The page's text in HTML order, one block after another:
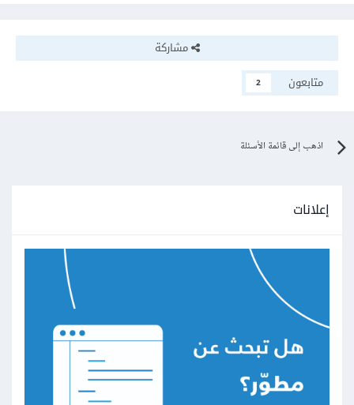
مشاركة
متابعون
2
اذهب إلى قائمة الأسئلة
إعلانات